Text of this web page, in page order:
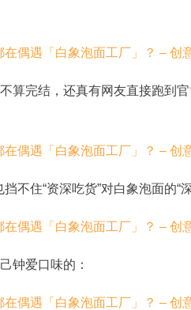
算完结，还真有网友直接跑到
不住“资深吃货”对白象泡面的“
钟爱口味的：